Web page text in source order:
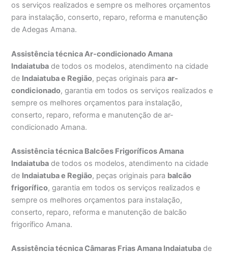
os serviços realizados e sempre os melhores orçamentos
para instalação, conserto, reparo, reforma e manutenção
de Adegas Amana.
Assistência técnica Ar-condicionado Amana
Indaiatuba de todos os modelos, atendimento na cidade
de Indaiatuba e Região, peças originais paraar-
condicionado, garantia em todos os serviços realizados e
sempre os melhores orçamentos para instalação,
conserto, reparo, reforma e manutenção de ar-
condicionado Amana.
Assistência técnica Balcões Frigoríficos Amana
Indaiatuba de todos os modelos, atendimento na cidade
de Indaiatuba e Região, peças originais para balcão
frigorífico, garantia em todos os serviços realizados e
sempre os melhores orçamentos para instalação,
conserto, reparo, reforma e manutenção de balcão
frigorífico Amana.
Assistência técnica Câmaras Frias Amana Indaiatuba de